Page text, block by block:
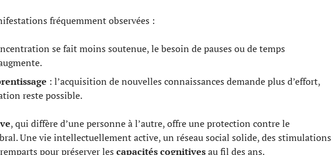
fréquemment observées :
se fait moins soutenue, le besoin de pauses ou de temps
: l’acquisition de nouvelles connaissances demande plus d’effort,
reste possible.
, qui diffère d’une personne à l’autre, offre une protection contre le
Une vie intellectuellement active, un réseau social solide, des stimulations
pour préserver les capacités cognitivesau fil des ans.